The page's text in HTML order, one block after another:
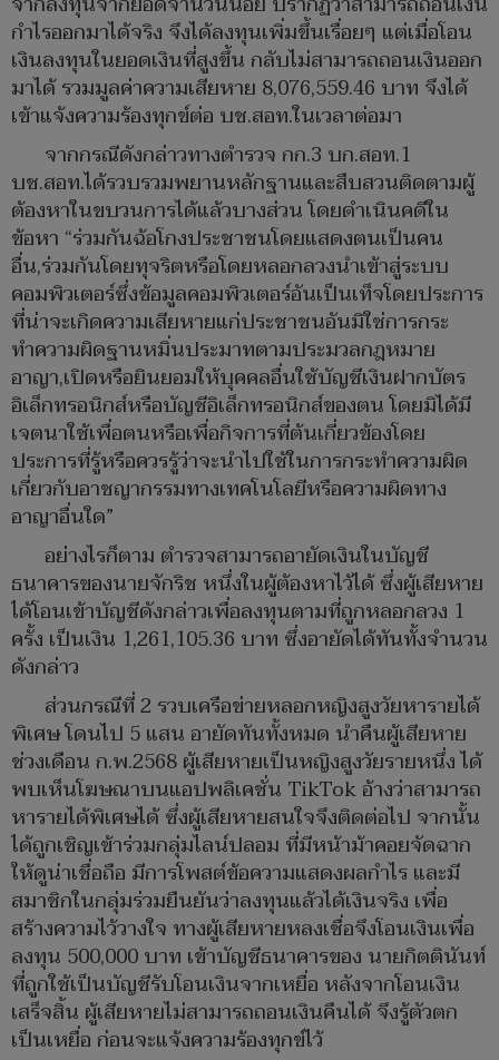
กำไรออกมาได้จริง จึงได้ลงทุนเพิ่มขึ้นเรื่อยๆ แต่เมื่อโอน
เงินลงทุนในยอดเงินที่สูงขึ้น กลับไม่สามารถถอนเงินออก
มาได้ รวมมูลค่าความเสียหาย 8,076,559.46 บาท จึงได้
เข้าแจ้งความร้องทุกข์ต่อ บช.สอท.ในเวลาต่อมา
จากกรณีดังกล่าวทางตำรวจ กก.3 บก.สอท.1
บช.สอท.ได้รวบรวมพยานหลักฐานและสืบสวนติดตามผู้
ต้องหาในขบวนการได้แล้วบางส่วน โดยดำเนินคดีใน
ข้อหา “ร่วมกันฉ้อโกงประชาชนโดยแสดงตนเป็นคน
อื่น,ร่วมกันโดยทุจริตหรือโดยหลอกลวงนำเข้าสู่ระบบ
คอมพิวเตอร์ซึ่งข้อมูลคอมพิวเตอร์อันเป็นเท็จโดยประการ
ที่น่าจะเกิดความเสียหายแก่ประชาชนอันมิใช่การกระ
ทำความผิดฐานหมิ่นประมาทตามประมวลกฎหมาย
อาญา,เปิดหรือยินยอมให้บุคคลอื่นใช้บัญชีเงินฝากบัตร
อิเล็กทรอนิกส์หรือบัญชีอิเล็กทรอนิกส์ของตน โดยมิได้มี
เจตนาใช้เพื่อตนหรือเพื่อกิจการที่ต้นเกี่ยวข้องโดย
ประการที่รู้หรือควรรู้ว่าจะนำไปใช้ในการกระทำความผิด
เกี่ยวกับอาชญากรรมทางเทคโนโลยีหรือความผิดทาง
อาญาอื่นใด”
อย่างไรก็ตาม ตำรวจสามารถอายัดเงินในบัญชี
ธนาคารของนายจักริช หนึ่งในผู้ต้องหาไว้ได้ ซึ่งผู้เสียหาย
ได้โอนเข้าบัญชีดังกล่าวเพื่อลงทุนตามที่ถูกหลอกลวง 1
ครั้ง เป็นเงิน 1,261,105.36 บาท ซึ่งอายัดได้ทันทั้งจำนวน
ดังกล่าว
ส่วนกรณีที่ 2 รวบเครือข่ายหลอกหญิงสูงวัยหารายได้
พิเศษ โดนไป 5 แสน อายัดทันทั้งหมด นำคืนผู้เสียหาย
ช่วงเดือน ก.พ.2568 ผู้เสียหายเป็นหญิงสูงวัยรายหนึ่ง ได้
พบเห็นโฆษณาบนแอปพลิเคชั่น TikTok อ้างว่าสามารถ
หารายได้พิเศษได้ ซึ่งผู้เสียหายสนใจจึงติดต่อไป จากนั้น
ได้ถูกเชิญเข้าร่วมกลุ่มไลน์ปลอม ที่มีหน้าม้าคอยจัดฉาก
ให้ดูน่าเชื่อถือ มีการโพสต์ข้อความแสดงผลกำไร และมี
สมาชิกในกลุ่มร่วมยืนยันว่าลงทุนแล้วได้เงินจริง เพื่อ
สร้างความไว้วางใจ ทางผู้เสียหายหลงเชื่อจึงโอนเงินเพื่อ
ลงทุน 500,000 บาท เข้าบัญชีธนาคารของ นายกิตตินันท์
ที่ถูกใช้เป็นบัญชีรับโอนเงินจากเหยื่อ หลังจากโอนเงิน
เสร็จสิ้น ผู้เสียหายไม่สามารถถอนเงินคืนได้ จึงรู้ตัวตก
เป็นเหยื่อ ก่อนจะแจ้งความร้องทุกข์ไว้